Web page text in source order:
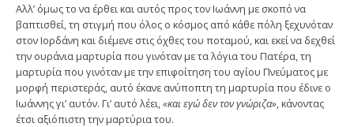
Αλλ’ όμως το να έρθει και αυτός προς τον Ιωάννη με σκοπό να
βαπτισθεί, τη στιγμή που όλος ο κόσμος από κάθε πόλη ξεχυνόταν
στον Ιορδάνη και διέμενε στις όχθες του ποταμού, και εκεί να δεχθεί
την ουράνια μαρ­τυρία που γινόταν με τα λόγια του Πατέρα, τη
μαρτυρία που γινόταν με την επιφοίτηση του αγίου Πνεύματος με
μορφή περιστεράς, αυτό έκανε ανύποπτη τη μαρτυρία που έδινε ο
Ιωάννης γι’ αυτόν. Γι’ αυτό λέει,«και εγώ δεντον γνώριζα», κάνοντας
έτσι αξιόπιστη την μαρτύρια του.